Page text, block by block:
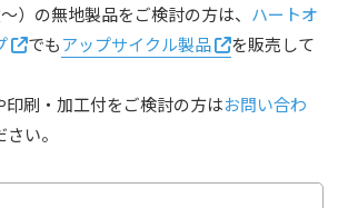
）の無地製品をご検討の方は、 ハートオ
でもアップサイクル製品
を販売して
印刷・加工付をご検討の方はお問い合わ
い。